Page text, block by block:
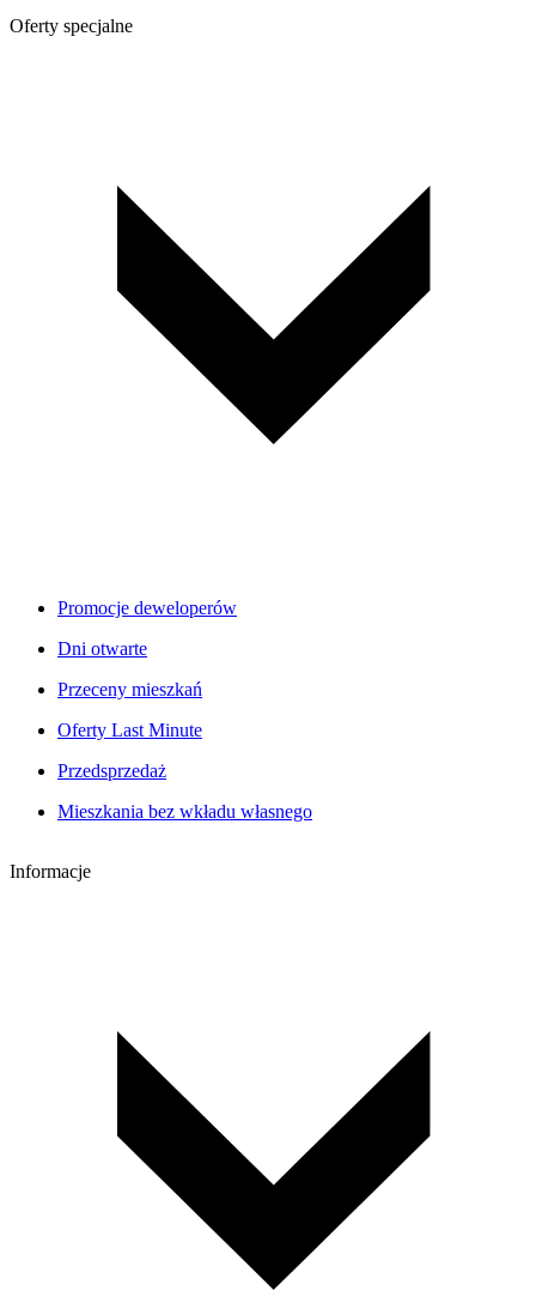
Oferty specjalne
Promocje deweloperów
Dni otwarte
Przeceny mieszkań
Oferty Last Minute
Przedsprzedaż
Mieszkania bez wkładu własnego
Informacje